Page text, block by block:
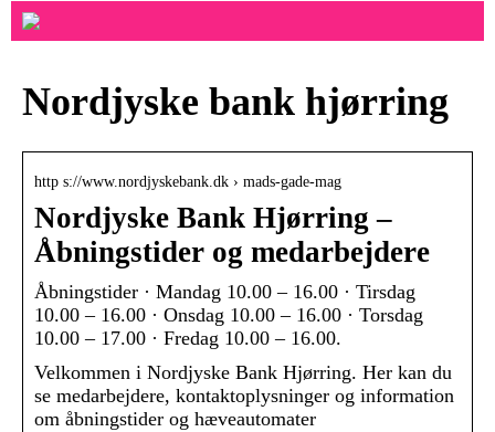
Nordjyske bank hjørring
http s://www.nordjyskebank.dk › mads-gade-mag
Nordjyske Bank Hjørring –
Åbningstider og medarbejdere
Åbningstider · Mandag 10.00 – 16.00 · Tirsdag
10.00 – 16.00 · Onsdag 10.00 – 16.00 · Torsdag
10.00 – 17.00 · Fredag 10.00 – 16.00.
Velkommen i Nordjyske Bank Hjørring. Her kan du
se medarbejdere, kontaktoplysninger og information
om åbningstider og hæveautomater